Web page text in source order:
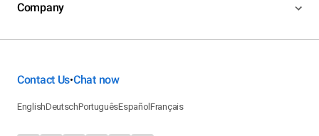
Company
Contact Us•Chat now
EnglishDeutschPortuguêsEspañolFrançais